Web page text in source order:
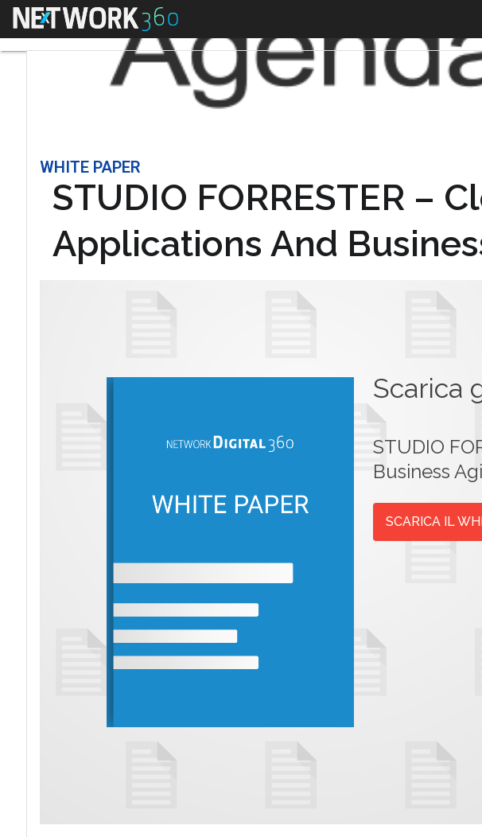
Menu
WHITE PAPER
STUDIO FORRESTER –
Applications And
Scarica
STUDIO
Business
SCARICA IL